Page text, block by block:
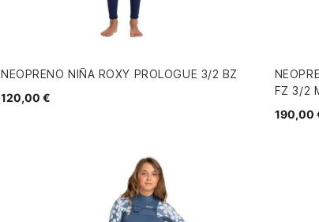
NEOPRENO NIÑA ROXY PROLOGUE 3/2 BZ
120,00 €
FZ 3/2
190,00